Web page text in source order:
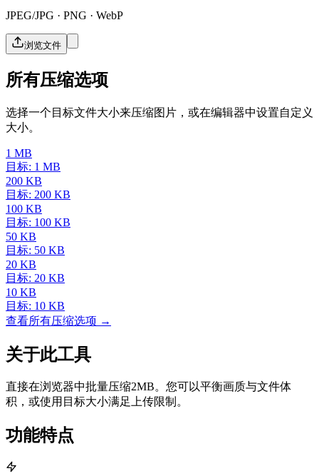
JPEG/JPG · PNG · WebP
浏览文件
所有压缩选项
选择一个目标文件大小来压缩图片，或在编辑器中设置自定义
大小。
1 MB
目标: 1 MB
200 KB
目标: 200 KB
100 KB
目标: 100 KB
50 KB
目标: 50 KB
20 KB
目标: 20 KB
10 KB
目标: 10 KB
查看所有压缩选项 →
关于此工具
直接在浏览器中批量压缩2MB。您可以平衡画质与文件体
积，或使用目标大小满足上传限制。
功能特点